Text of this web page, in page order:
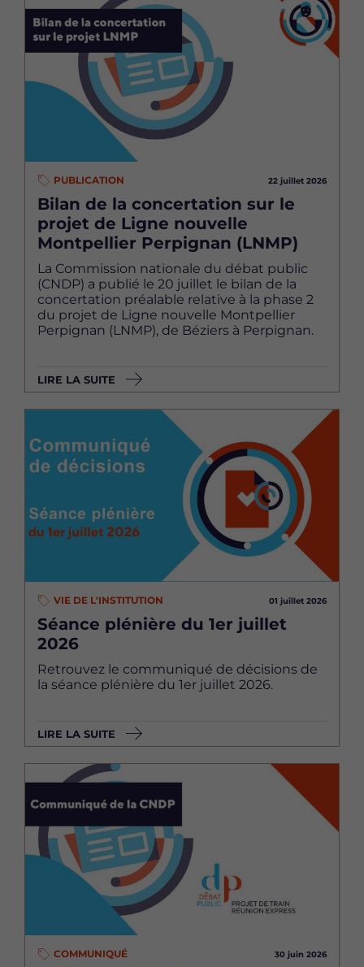
PUBLICATION 22 juillet 2026
Bilan de la concertation sur le
projet de Ligne nouvelle
Montpellier Perpignan (LNMP)
La Commission nationale du débat public
(CNDP) a publié le 20 juillet le bilan de la
concertation préalable relative à la phase 2
du projet de Ligne nouvelle Montpellier
Perpignan (LNMP), de Béziers à Perpignan.
LIRE LA SUITE
VIE DE L'INSTITUTION 01 juillet 2026
Séance plénière du 1er juillet
2026
Retrouvez le communiqué de décisions de
la séance plénière du 1er juillet 2026.
LIRE LA SUITE
Image
COMMUNIQUÉ 30 juin 2026